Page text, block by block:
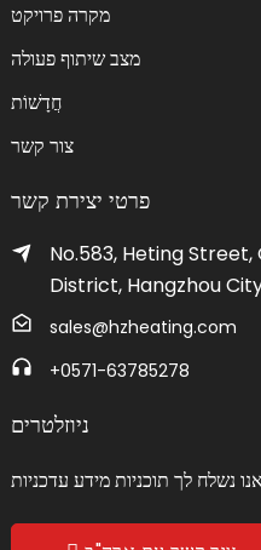
מקרה פרויקט
מצב שיתוף פעולה
חֲדָשׁוֹת
צור קשר
פרטי יצירת קשר
No.583, Heting
sales@hzheating.com
+0571-63785278
ניוזלטרים